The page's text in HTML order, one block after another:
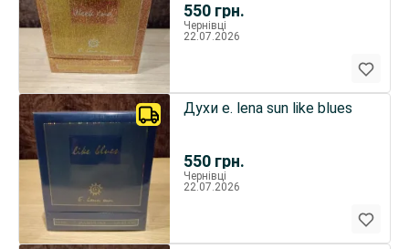
550 грн.
Чернівці
22.07.2026
550 грн.
Духи e. lena sun like blues
Чернівці
22.07.2026